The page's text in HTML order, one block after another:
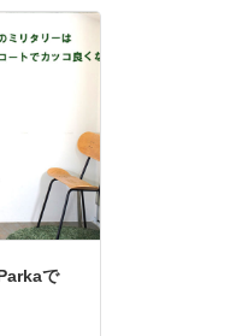
で